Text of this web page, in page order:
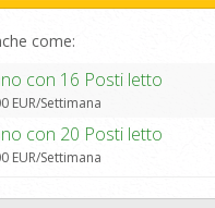
come:
con 16 Posti letto
EUR/Settimana
con 20 Posti letto
EUR/Settimana